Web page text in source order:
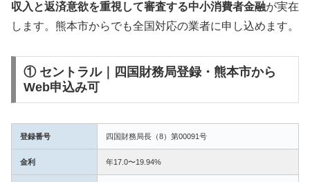
収入と返済意欲を重視して審査する中小消費者金融が実在
します。熊本市からでも全国対応の業者に申し込めます。
① セントラル｜四国財務局登録・熊本市から
Web申込み可
登録番号 四国財務局長（8）第00091号
金利 年17.0〜19.94%